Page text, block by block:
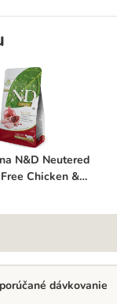
a čučoriedky
N&D Neutered
N&D Neutered
Chicken &
dávkovanie